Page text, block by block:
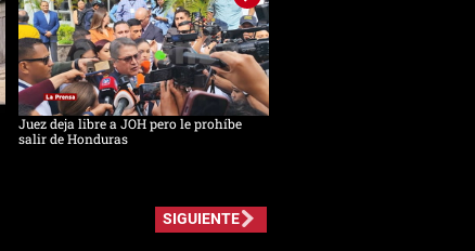
Juez deja libre a JOH pero le prohíbe
salir de Honduras
SIGUIENTE